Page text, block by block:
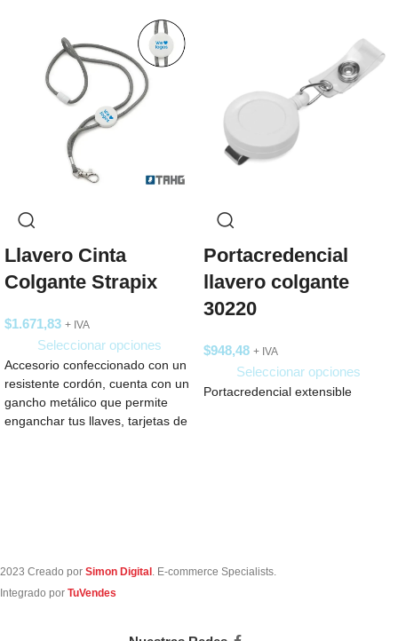
Llavero Cinta
Colgante Strapix
$1.671,83 + IVA
Seleccionar opciones
Accesorio confeccionado con un
resistente cordón, cuenta con un
gancho metálico que permite
enganchar tus llaves, tarjetas de
Portacredencial
llavero colgante
30220
$948,48 + IVA
Seleccionar opciones
Portacredencial extensible
2023 Creado por Simon Digital . E-commerce Specialists.
Integrado por TuVendes